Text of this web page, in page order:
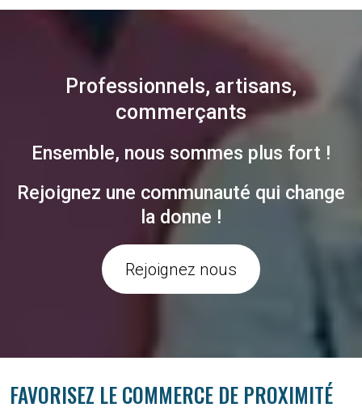
Professionnels, artisans,
commerçants
Ensemble, nous sommes plus fort !
Rejoignez une communauté qui change
la donne !
Rejoignez nous
FAVORISEZ LE COMMERCE DE PROXIMITÉ